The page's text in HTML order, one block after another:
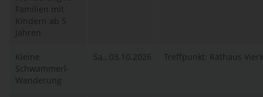
Familien mit
Kindern ab 5
Jahren
Kleine
Schwammerl-
Wanderung
Sa., 03.10.2026 Treffpunkt: Rathaus